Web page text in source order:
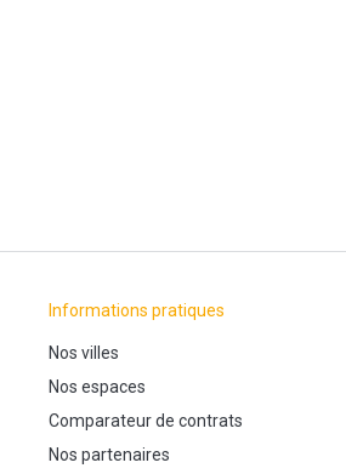
Informations pratiques
Nos villes
Nos espaces
Comparateur de contrats
Nos partenaires